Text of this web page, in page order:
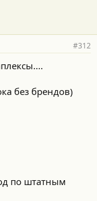
#312
без брендов)
по штатным